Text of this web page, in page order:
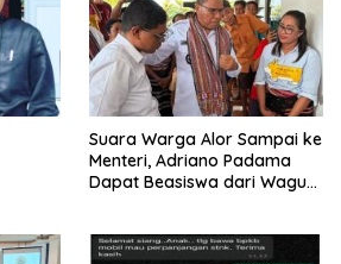
Suara Warga Alor Sampai ke
Menteri, Adriano Padama
Dapat Beasiswa dari Wagub